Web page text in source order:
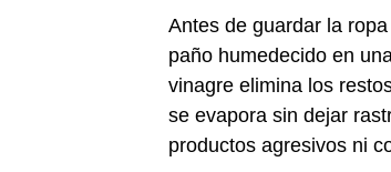
Antes de guardar la
paño humedecido en
vinagre elimina los
se evapora sin dejar
productos agresivos ni